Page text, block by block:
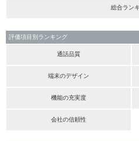
総合ラン
評価項目別ランキング
通話品質
端末のデザイン
機能の充実度
会社の信頼性